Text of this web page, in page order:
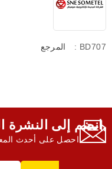
المرجع : BD707
انضم إلى النشرة الإخبارية لدينا,
احصل على أحدث